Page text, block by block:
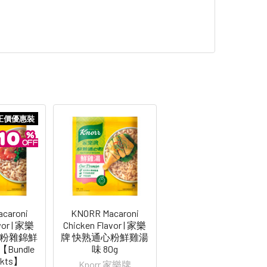
價優惠裝
| 家樂
雜錦鮮
Bundle
】
KNORR Macaroni
Chicken Flavor | 家樂
牌 快熟通心粉鮮雞湯
味 80g
Knorr 家樂牌